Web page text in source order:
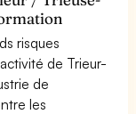
risques
de Trieur-
de
les